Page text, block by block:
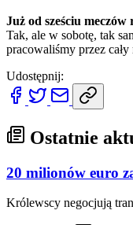
Już od sześciu
Tak, ale w sobotę, tak
pracowaliśmy przez
Udostępnij:
Ostatnie
20 milionów euro
Królewscy negocjują